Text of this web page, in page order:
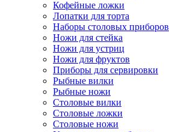
Кофейные ложки
Лопатки для торта
Наборы столовых приборов
Ножи для стейка
Ножи для устриц
Ножи для фруктов
Приборы для сервировки
Рыбные вилки
Рыбные ножи
Столовые вилки
Столовые ложки
Столовые ножи